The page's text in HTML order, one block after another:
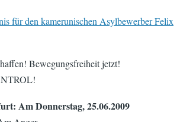
für den kamerunischen Asylbewerber Felix
Bewegungsfreiheit jetzt!
Am Donnerstag, 25.06.2009